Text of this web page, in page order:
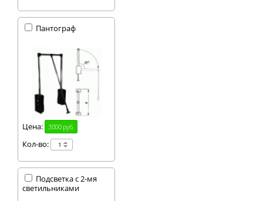
Пантограф
Цена: 3000 руб.
Кол-во:
Подсветка с 2-мя
светильниками